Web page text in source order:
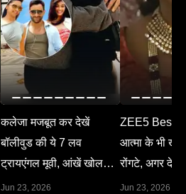
कलेजा मजबूत कर देखें
बॉलीवुड की ये 7 लव
ट्रायएंगल मूवी, आंखें खोल
देगा हर सीन
Jun 23, 2026
ZEE5 Best
आत्मा के भी खड़े
रोंगटे, अगर देख
Jun 23, 2026